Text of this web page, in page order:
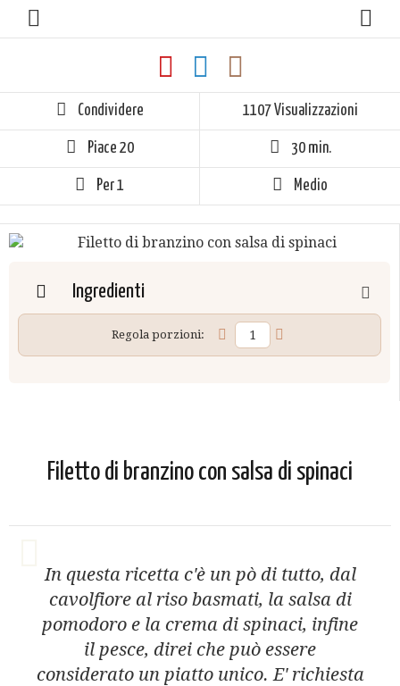
Condividere 1107 Visualizzazioni
Piace 20 30 min.
Per 1 Medio
Ingredienti
Regola porzioni:
Filetto di branzino con salsa di spinaci
In questa ricetta c'è un pò di tutto, dal
cavolfiore al riso basmati, la salsa di
pomodoro e la crema di spinaci, infine
il pesce, direi che può essere
considerato un piatto unico. E' richiesta